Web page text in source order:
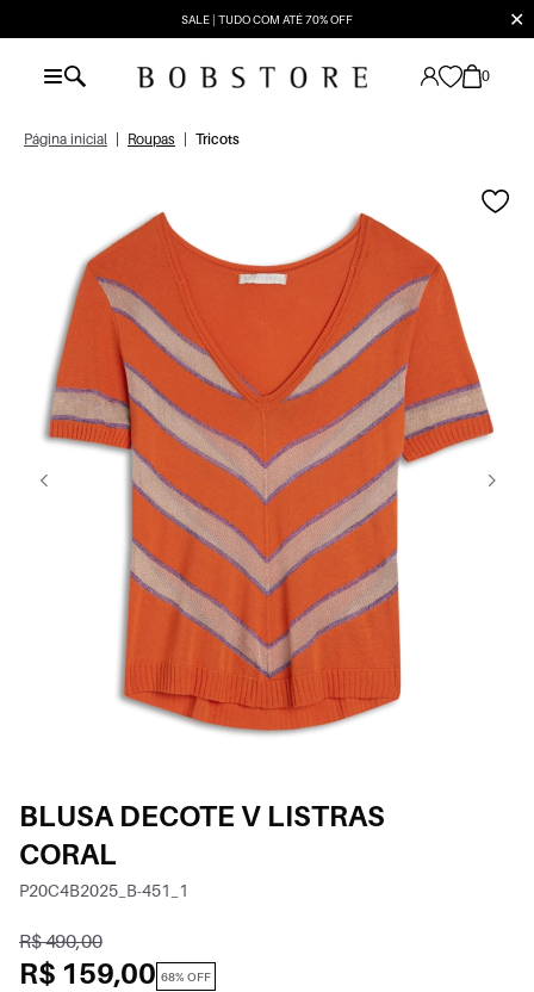
SALE | TUDO COM ATÉ 70% OFF ✕
0
Página inicial Roupas Tricots
BLUSA DECOTE V LISTRAS
CORAL
P20C4B2025_B-451_1
R$ 490,00
R$ 159,00 68% OFF